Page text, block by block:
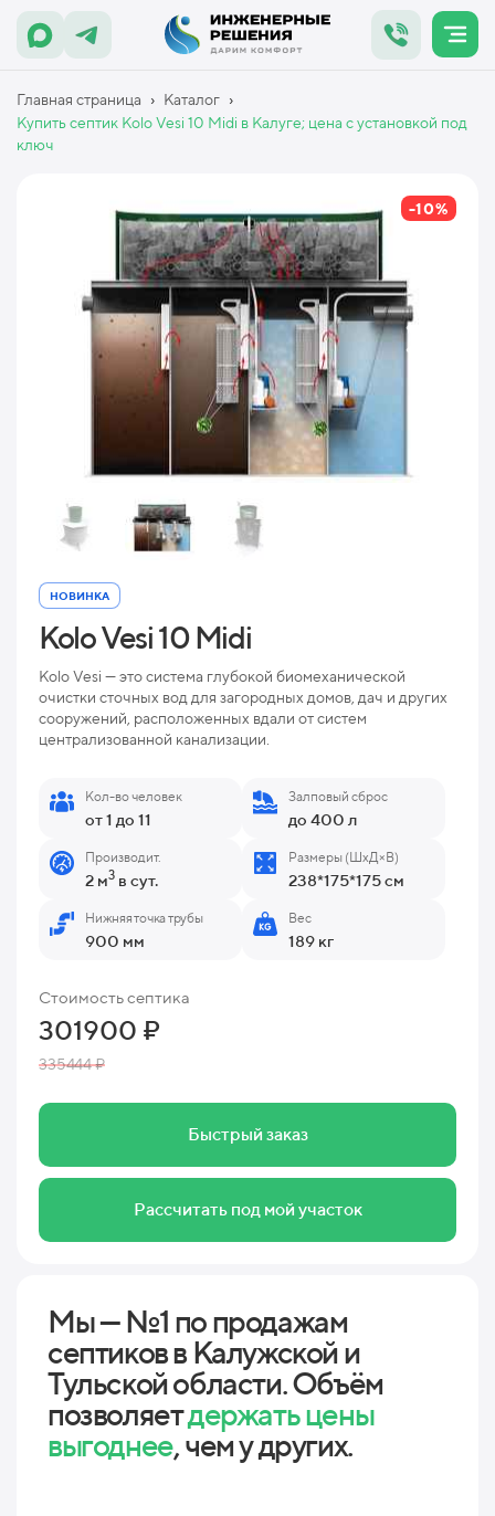
Главная страница › Каталог ›
Купить септик Kolo Vesi 10 Midi в Калуге; цена с установкой под
ключ
-10%
НОВИНКА
Kolo Vesi 10 Midi
Kolo Vesi — это система глубокой биомеханической
очистки сточных вод для загородных домов, дач и других
сооружений, расположенных вдали от систем
централизованной канализации.
Кол-во человек
от 1 до 11
Залповый сброс
до 400 л
Производит.
2 м3 в сут.
Размеры (ШхД×В)
238*175*175 см
Нижняя точка трубы
900 мм
Вес
189 кг
Стоимость септика
301900 ₽
335444 ₽
Быстрый заказ
Рассчитать под мой участок
Мы — №1 по продажам
септиков в Калужской и
Тульской области. Объём
позволяетдержать цены
выгоднее, чем у других.